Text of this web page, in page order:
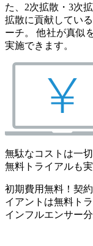
た、2次拡散・3次
拡散に貢献してい
ーチ。 他社が真似
実施できます。
無駄なコストは一
無料トライアルも実
初期費用無料！契
イアントは無料ト
インフルエンサー